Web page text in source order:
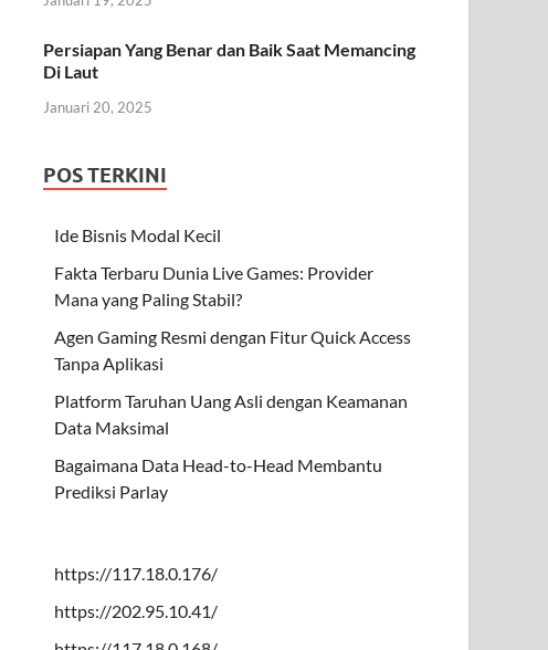
Persiapan Yang Benar dan Baik Saat Memancing
Di Laut
Januari 20, 2025
POS TERKINI
Ide Bisnis Modal Kecil
Fakta Terbaru Dunia Live Games: Provider
Mana yang Paling Stabil?
Agen Gaming Resmi dengan Fitur Quick Access
Tanpa Aplikasi
Platform Taruhan Uang Asli dengan Keamanan
Data Maksimal
Bagaimana Data Head-to-Head Membantu
Prediksi Parlay
https://117.18.0.176/
https://202.95.10.41/